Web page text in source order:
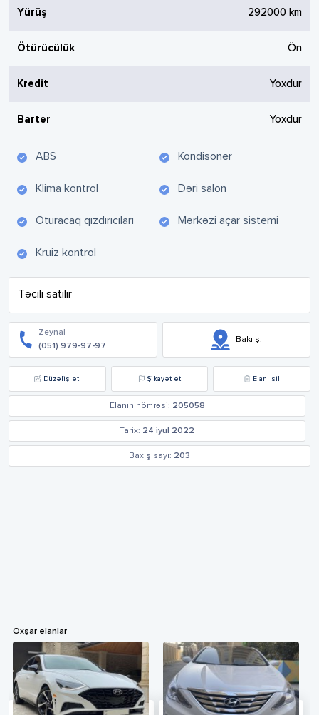
Yürüş 292000 km
Ötürücülük Ön
Kredit Yoxdur
Barter Yoxdur
ABS Kondisoner
Klima kontrol Dəri salon
Oturacaq qızdırıcıları Mərkəzi açar sistemi
Kruiz kontrol
Təcili satılır
Zeynal
(051) 979-97-97
Bakı ş.
Düzəliş et Şikayət et Elanı sil
Elanın nömrəsi: 205058
Tarix: 24 iyul 2022
Baxış sayı: 203
Oxşar elanlar